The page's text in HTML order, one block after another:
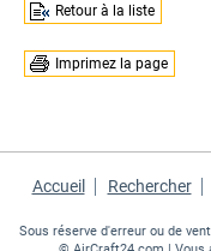
Retour à la liste
Imprimez la page
Accueil Rechercher
Sous réserve d'erreur ou de